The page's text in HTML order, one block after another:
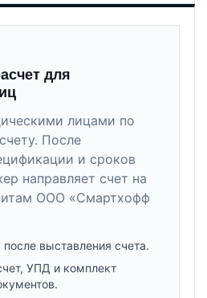
для
лицами по
После
и сроков
направляет счет на
ООО «Смартхофф
после выставления счета.
УПД и комплект